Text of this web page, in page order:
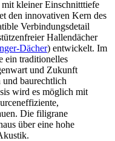
kleiner Einschnitttiefe
den innovativen Kern des
Verbindungsdetail
Hallendächer
Dächer) entwickelt. Im
ein traditionelles
und Zukunft
und baurechtlich
wird es möglich mit
Die filigrane
über eine hohe